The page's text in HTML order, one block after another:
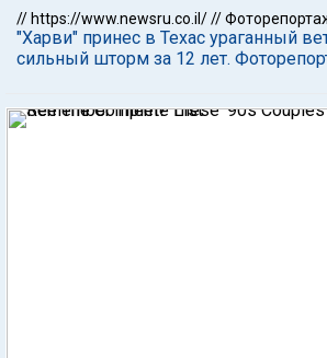
// https://www.newsru.co.il///
"Харви" принес в Техас ураганный
сильный шторм за 12 лет.